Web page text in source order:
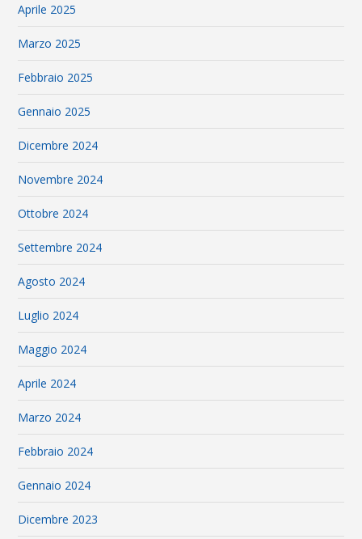
Aprile 2025
Marzo 2025
Febbraio 2025
Gennaio 2025
Dicembre 2024
Novembre 2024
Ottobre 2024
Settembre 2024
Agosto 2024
Luglio 2024
Maggio 2024
Aprile 2024
Marzo 2024
Febbraio 2024
Gennaio 2024
Dicembre 2023